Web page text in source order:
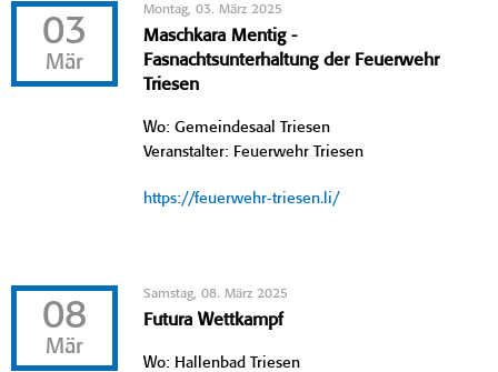
03
Mär
Montag, 03. März 2025
Maschkara Mentig -
Fasnachtsunterhaltung der Feuerwehr
Triesen
Wo: Gemeindesaal Triesen
Veranstalter: Feuerwehr Triesen
https://feuerwehr-triesen.li/
08
Mär
Samstag, 08. März 2025
Futura Wettkampf
Wo: Hallenbad Triesen